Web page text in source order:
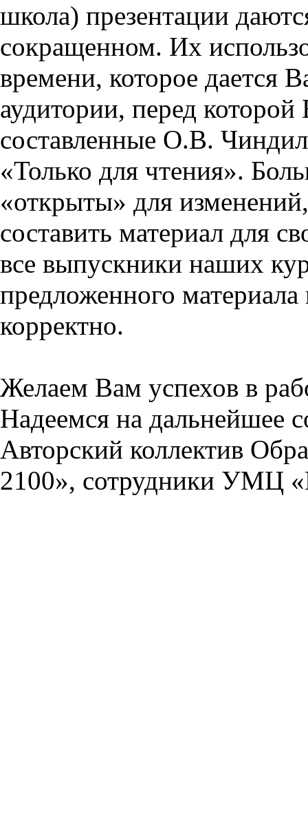
школа) презентации
сокращенном. Их
времени, которое дается
аудитории, перед
составленные О.В.
«Только для чтения».
«открыты» для
составить материал для
все выпускники наших
предложенного
корректно.
Желаем Вам успехов в
Надеемся на дальнейшее
Авторский коллектив
2100», сотрудники УМЦ